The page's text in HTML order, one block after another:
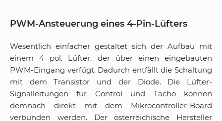
PWM-Ansteuerung eines 4-Pin-Lüfters
Wesentlich einfacher gestaltet sich der Aufbau mit
einem 4 pol. Lüfter, der über einen eingebauten
PWM-Eingang verfügt. Dadurch entfällt die Schaltung
mit dem Transistor und der Diode. Die Lüfter-
Signalleitungen für Control und Tacho können
demnach direkt mit dem Mikrocontroller-Board
verbunden werden. Der österreichische Hersteller